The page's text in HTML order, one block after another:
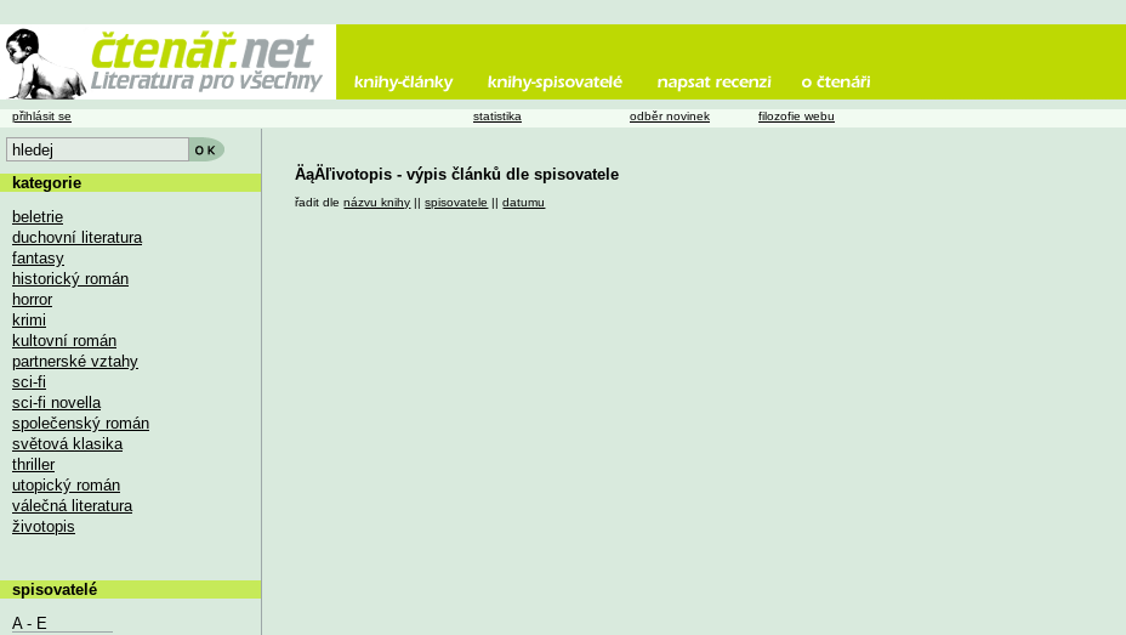
ÄąÄľivotopis - výpis článků dle spisovatele
řadit dlenázvu knihy ||spisovatele ||datumu
přihlásit se statistika odběr novinek filozofie webu
kategorie
beletrie
duchovní literatura
fantasy
historický román
horror
krimi
kultovní román
partnerské vztahy
sci-fi
sci-fi novella
společenský román
světová klasika
thriller
utopický román
válečná literatura
životopis
spisovatelé
A - E